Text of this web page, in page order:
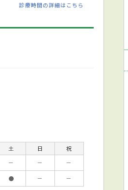
診療時間の詳細はこちら
土 日
祝
－ －
－
● － －